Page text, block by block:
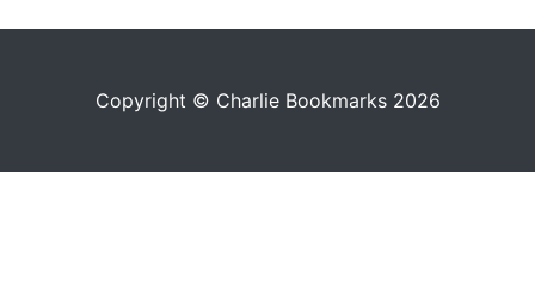
Copyright © Charlie Bookmarks 2026